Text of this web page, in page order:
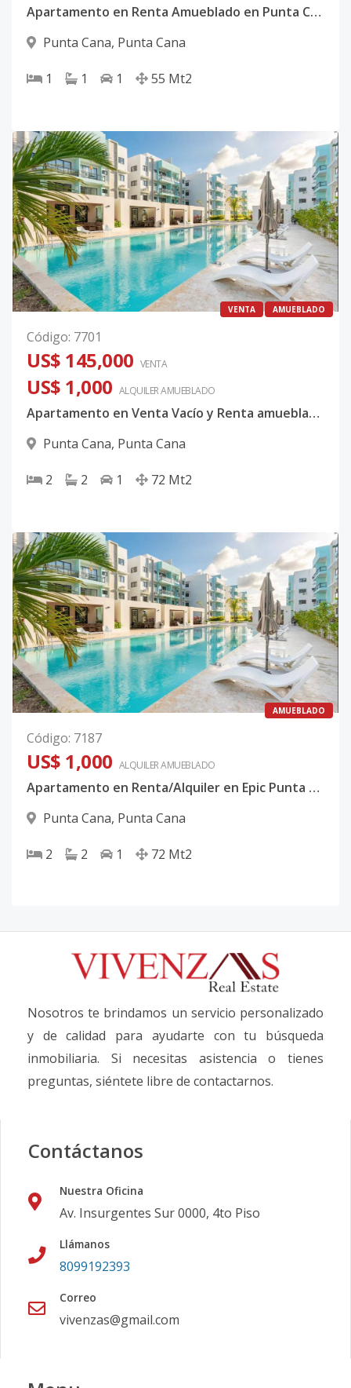
Apartamento en Renta Amueblado en Punta Cana, Solo para Adultos
Punta Cana, Punta Cana
1 1 1 55 Mt2
VENTA AMUEBLADO
Código: 7701
US$ 145,000 VENTA
US$ 1,000 ALQUILERAMUEBLADO
Apartamento en Venta Vacío y Renta amueblado en Epic Punta Cana
Punta Cana, Punta Cana
2 2 1 72 Mt2
AMUEBLADO
Código: 7187
US$ 1,000 ALQUILERAMUEBLADO
Apartamento en Renta/Alquiler en Epic Punta Cana Amueblado
Punta Cana, Punta Cana
2 2 1 72 Mt2
Nosotros te brindamos un servicio personalizado
y de calidad para ayudarte con tu búsqueda
inmobiliaria. Si necesitas asistencia o tienes
preguntas, siéntete libre de contactarnos.
Contáctanos
Nuestra Oficina
Av. Insurgentes Sur 0000, 4to Piso
Llámanos
8099192393
Correo
vivenzas@gmail.com